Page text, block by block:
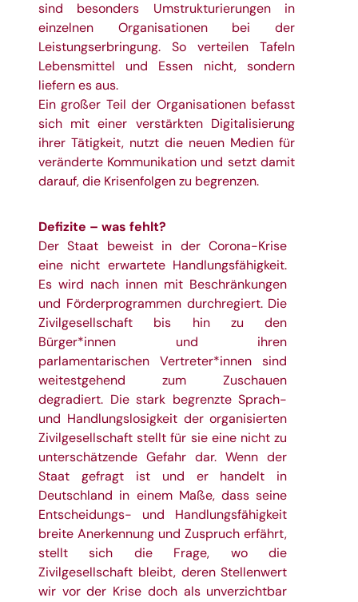
sind besonders Umstrukturierungen in
einzelnen Organisationen bei der
Leistungserbringung. So verteilen Tafeln
Lebensmittel und Essen nicht, sondern
liefern es aus.
Ein großer Teil der Organisationen befasst
sich mit einer verstärkten Digitalisierung
ihrer Tätigkeit, nutzt die neuen Medien für
veränderte Kommunikation und setzt damit
darauf, die Krisenfolgen zu begrenzen.
Defizite – was fehlt?
Der Staat beweist in der Corona-Krise
eine nicht erwartete Handlungsfähigkeit.
Es wird nach innen mit Beschränkungen
und Förderprogrammen durchregiert. Die
Zivilgesellschaft bis hin zu den
Bürger*innen und ihren
parlamentarischen Vertreter*innen sind
weitestgehend zum Zuschauen
degradiert. Die stark begrenzte Sprach-
und Handlungslosigkeit der organisierten
Zivilgesellschaft stellt für sie eine nicht zu
unterschätzende Gefahr dar. Wenn der
Staat gefragt ist und er handelt in
Deutschland in einem Maße, dass seine
Entscheidungs- und Handlungsfähigkeit
breite Anerkennung und Zuspruch erfährt,
stellt sich die Frage, wo die
Zivilgesellschaft bleibt, deren Stellenwert
wir vor der Krise doch als unverzichtbar